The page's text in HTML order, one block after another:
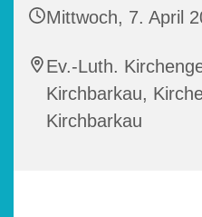
Mittwoch, 7. April
Ev.-Luth.
Kirchbarkau,
Kirchbarkau